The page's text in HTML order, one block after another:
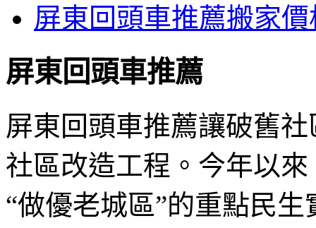
屏東回頭車推薦搬家價
屏東回頭車推薦
屏東回頭車推薦讓破舊
社區改造工程。今年以
“做優老城區”的重點民